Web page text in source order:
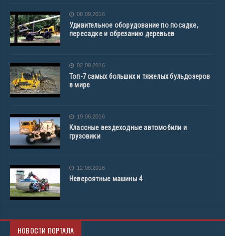
08.09.2016
Удивительное оборудование по посадке,
пересадке и обрезанию деревьев
02.09.2016
Топ-7 самых больших и тяжелых бульдозеров
в мире
19.08.2016
Классные вездеходные автомобили и
грузовики
12.08.2016
Невероятные машины 4
НОВОСТИ ПОРТАЛА